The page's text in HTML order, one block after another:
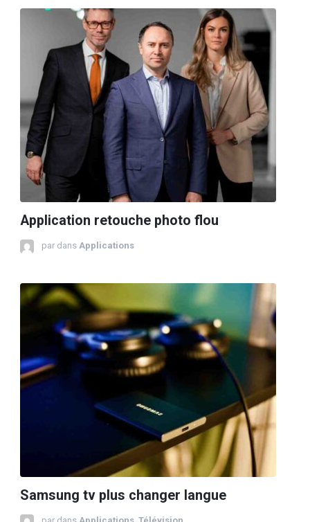
Application retouche photo flou
par dans Applications
Samsung tv plus changer langue